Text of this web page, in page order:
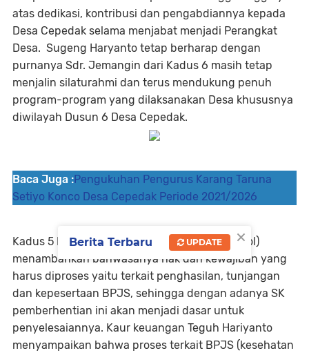
atas dedikasi, kontribusi dan pengabdiannya kepada
Desa Cepedak selama menjabat menjadi Perangkat
Desa. Sugeng Haryanto tetap berharap dengan
purnanya Sdr. Jemangin dari Kadus 6 masih tetap
menjalin silaturahmi dan terus mendukung penuh
program-program yang dilaksanakan Desa khususnya
diwilayah Dusun 6 Desa Cepedak.
Baca Juga :Pengukuhan Pengurus Karang Taruna
Setiyo Konco Desa Cepedak Periode 2021/2026
Kadus 5 Desa Cepedak Muh Safari (Muh Fadhol)
menambahkan bahwasanya hak dan kewajiban yang
harus diproses yaitu terkait penghasilan, tunjangan
dan kepesertaan BPJS, sehingga dengan adanya SK
pemberhentian ini akan menjadi dasar untuk
penyelesaiannya. Kaur keuangan Teguh Hariyanto
menyampaikan bahwa proses terkait BPJS (kesehatan
×
Berita Terbaru UPDATE